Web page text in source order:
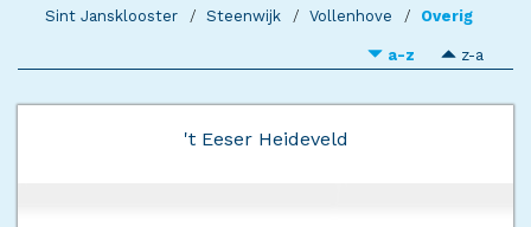
Sint Jansklooster
Steenwijk Vollenhove Overig
a-z z-a
't Eeser Heideveld